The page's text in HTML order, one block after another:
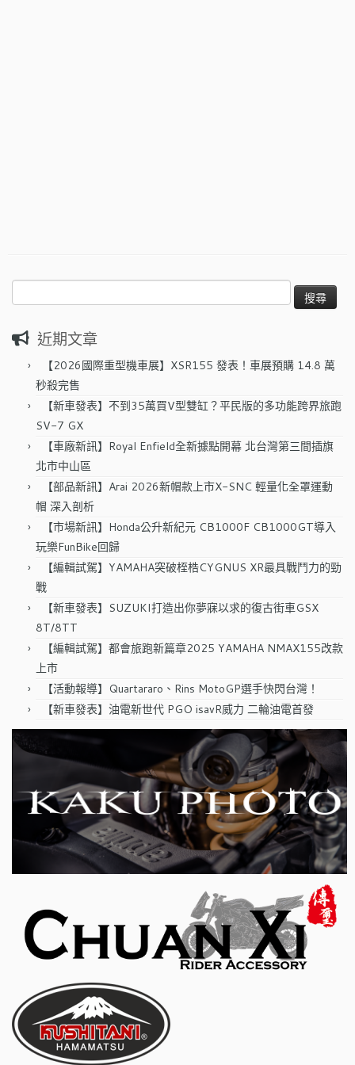
尋
鍵
近期文章
【2026國際重型機車展】XSR155 發表！車展預購 14.8 萬
秒殺完售
【新車發表】不到35萬買V型雙缸？平民版的多功能跨界旅跑
SV-7 GX
【車廠新訊】Royal Enfield全新據點開幕 北台灣第三間插旗
北市中山區
【部品新訊】Arai 2026新帽款上市X-SNC 輕量化全罩運動
帽 深入剖析
【市場新訊】Honda公升新紀元 CB1000F CB1000GT導入
玩樂FunBike回歸
【編輯試駕】YAMAHA突破桎梏CYGNUS XR最具戰鬥力的勁
戰
【新車發表】SUZUKI打造出你夢寐以求的復古街車GSX
8T/8TT
【編輯試駕】都會旅跑新篇章2025 YAMAHA NMAX155改款
上市
【活動報導】Quartararo、Rins MotoGP選手快閃台灣！
【新車發表】油電新世代 PGO isavR威力 二輪油電首發